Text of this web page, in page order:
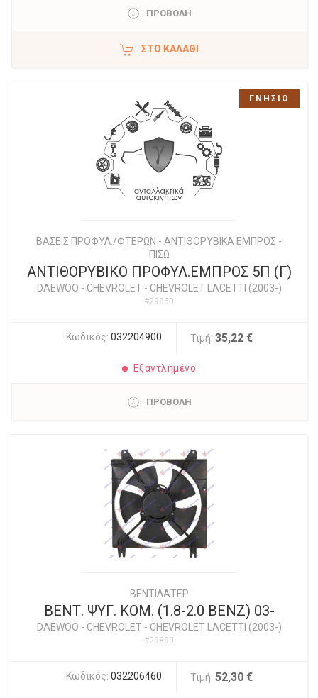
ΠΡΟΒΟΛΗ
ΣΤΟ ΚΑΛΆΘΙ
ΒΑΣΕΙΣ ΠΡΟΦΥΛ./ΦΤΕΡΩΝ - ΑΝΤΙΘΟΡΥΒΙΚΑ ΕΜΠΡΟΣ -
ΠΙΣΩ
ΑΝΤΙΘΟΡΥΒΙΚΟ ΠΡΟΦΥΛ.ΕΜΠΡΟΣ 5Π (Γ)
DAEWOO - CHEVROLET- CHEVROLET LACETTI (2003-)
#29850
Κωδικός: 032204900 Τιμή: 35,22 €
Εξαντλημένο
ΠΡΟΒΟΛΗ
ΓΝΗΣΙΟ
ΒΕΝΤΙΛΑΤΕΡ
ΒΕΝΤ. ΨΥΓ. ΚΟΜ. (1.8-2.0 ΒΕΝΖ) 03-
DAEWOO - CHEVROLET- CHEVROLET LACETTI (2003-)
#29890
Κωδικός: 032206460 Τιμή: 52,30 €